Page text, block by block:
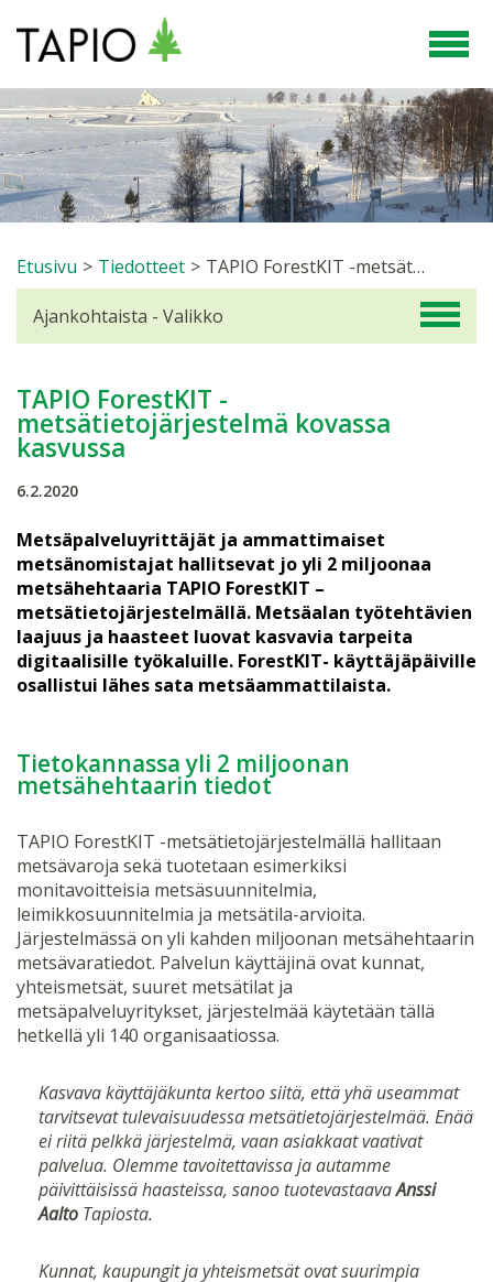
Etusivu > Tiedotteet > TAPIO ForestKIT -metsätietojärjestelmä kovassa kasvussa
TAPIO ForestKIT -
metsätietojärjestelmä kovassa
kasvussa
6.2.2020
Metsäpalveluyrittäjät ja ammattimaiset
metsänomistajat hallitsevat jo yli 2 miljoonaa
metsähehtaaria TAPIO ForestKIT –
metsätietojärjestelmällä. Metsäalan työtehtävien
laajuus ja haasteet luovat kasvavia tarpeita
digitaalisille työkaluille. ForestKIT- käyttäjäpäiville
osallistui lähes sata metsäammattilaista.
Tietokannassa yli 2 miljoonan
metsähehtaarin tiedot
TAPIO ForestKIT -metsätietojärjestelmällä hallitaan
metsävaroja sekä tuotetaan esimerkiksi
monitavoitteisia metsäsuunnitelmia,
leimikkosuunnitelmia ja metsätila-arvioita.
Järjestelmässä on yli kahden miljoonan metsähehtaarin
metsävaratiedot. Palvelun käyttäjinä ovat kunnat,
yhteismetsät, suuret metsätilat ja
metsäpalveluyritykset, järjestelmää käytetään tällä
hetkellä yli 140 organisaatiossa.
Kasvava käyttäjäkunta kertoo siitä, että yhä useammat
tarvitsevat tulevaisuudessa metsätietojärjestelmää. Enää
ei riitä pelkkä järjestelmä, vaan asiakkaat vaativat
palvelua. Olemme tavoitettavissa ja autamme
päivittäisissä haasteissa, sanoo tuotevastaavaAnssi
Aalto Tapiosta.
Kunnat, kaupungit ja yhteismetsät ovat suurimpia
Ajankohtaista - Valikko